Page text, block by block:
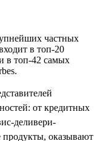
частных
в топ-20
в топ-42 самых
от кредитных
деливери-
оказывают